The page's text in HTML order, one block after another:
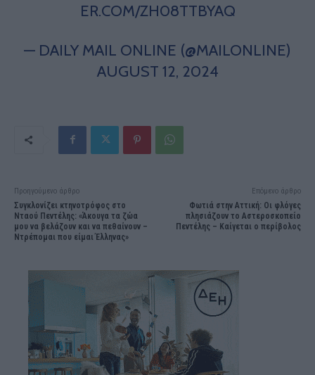
ER.COM/ZH08TTBYAQ
— DAILY MAIL ONLINE (@MAILONLINE)
AUGUST 12, 2024
Προηγούμενο άρθρο
Συγκλονίζει κτηνοτρόφος στο
Νταού Πεντέλης: «Άκουγα τα ζώα
μου να βελάζουν και να πεθαίνουν –
Ντρέπομαι που είμαι Έλληνας»
Επόμενο άρθρο
Φωτιά στην Αττική: Οι φλόγες
πλησιάζουν το Αστεροσκοπείο
Πεντέλης – Καίγεται ο περίβολος